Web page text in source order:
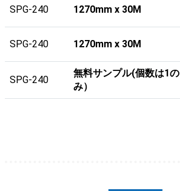
SPG-240 1270mm x 30M
SPG-240 1270mm x 30M
SPG-240
無料サンプル(個数は1の
み）